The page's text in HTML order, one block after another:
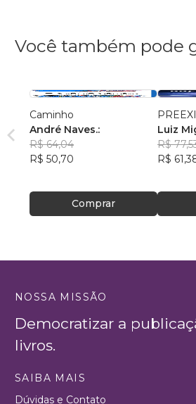
Você também pode
Caminho
André Naves.:
R$ 64,04
R$ 50,70
Comprar
Luiz
R$
R$
NOSSA MISSÃO
Democratizar a
livros.
SAIBA MAIS
Dúvidas e Contato